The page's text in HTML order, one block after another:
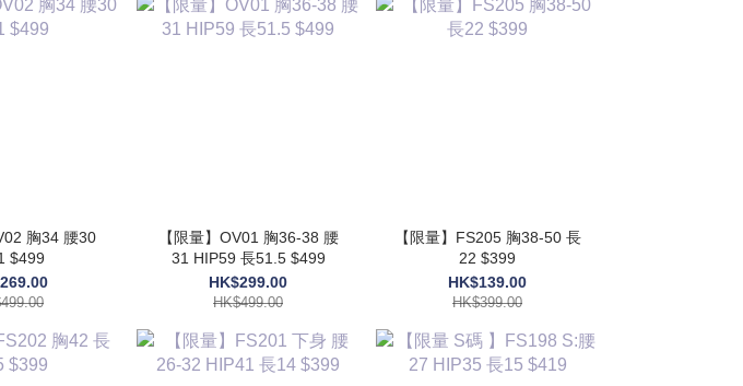
胸34 腰30
$499
【限量】OV01 胸36-38 腰
31 HIP59 長51.5 $499
HK$299.00
HK$499.00
【限量】FS205 胸38-50 長
22 $399
HK$139.00
HK$399.00